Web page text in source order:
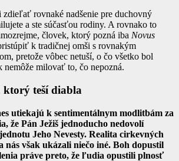
zdieľať rovnaké nadšenie pre duchovný
a ste súčasťou rodiny. A rovnako to
človek, ktorý pozná iba Novus
k tradičnej omši s rovnakým
pretože vôbec netuší, o čo všetko bol
nemôže milovať to, čo nepozná.
ktorý teší diabla
utiekajú k sentimentálnym modlitbám za
že Pán Ježiš jednoducho nedovolí
Jeho Nevesty. Realita cirkevných
nás však ukázali niečo iné. Boh dopustil
práve preto, že ľudia opustili plnosť